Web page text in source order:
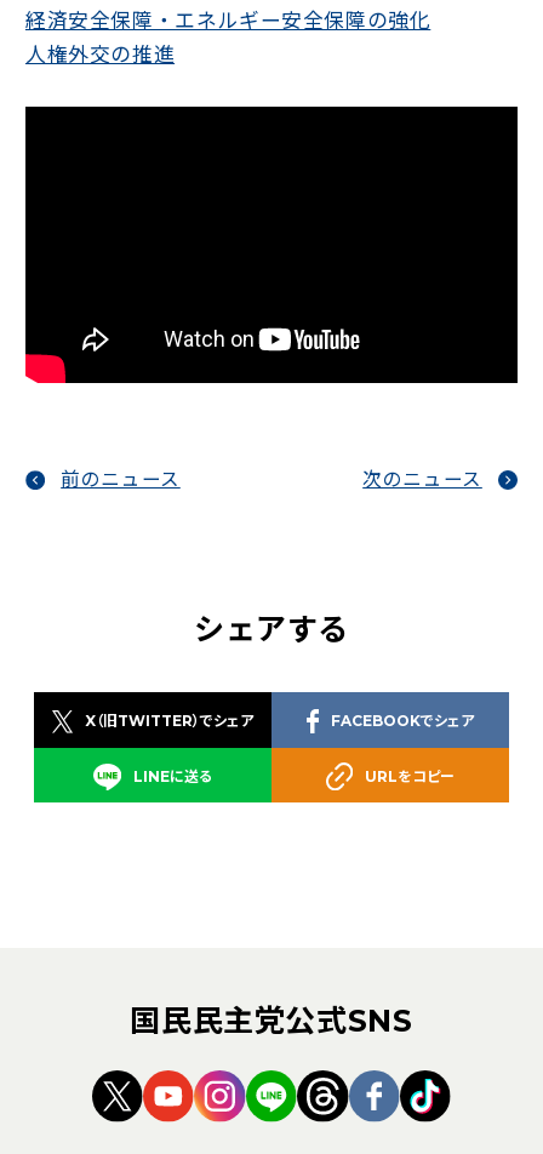
経済安全保障・エネルギー安全保障の強化
人権外交の推進
前のニュース 次のニュース
シェアする
X（旧TWITTER）でシェア
LINEに送る
FACEBOOKでシェア
URLをコピー
国民民主党公式SNS
（新しいタブで開く）
（新しいタブで開く）
（新しいタブで開く）
（新しいタブで開く）
（新しいタブで開
（新しいタブ
（新しい